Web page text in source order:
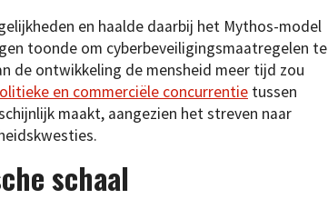
en haalde daarbij het Mythos-model
toonde om cyberbeveiligingsmaatregelen te
de ontwikkeling de mensheid meer tijd zou
en commerciële concurrentie tussen
maakt, aangezien het streven naar
schaal